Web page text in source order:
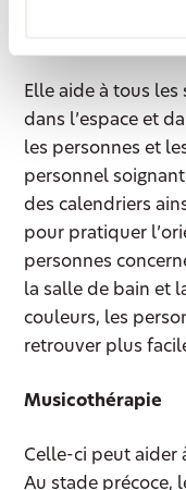
Elle aide à tous
dans l’espace et
les personnes et
personnel
des calendriers
pour pratiquer
personnes
la salle de bain et
couleurs, les
retrouver plus
Musicothérapie
Celle-ci peut aider
Au stade précoce,